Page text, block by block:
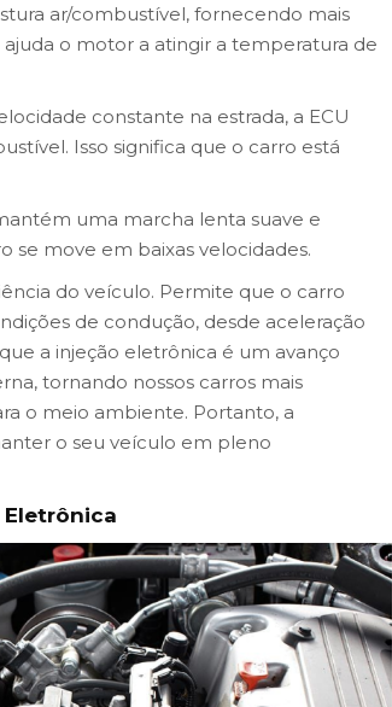
ar/combustível, fornecendo mais
o motor a atingir a temperatura de
constante na estrada, a ECU
Isso significa que o carro está
uma marcha lenta suave e
se move em baixas velocidades.
do veículo. Permite que o carro
de condução, desde aceleração
a injeção eletrônica é um avanço
tornando nossos carros mais
o meio ambiente. Portanto, a
o seu veículo em pleno
Eletrônica